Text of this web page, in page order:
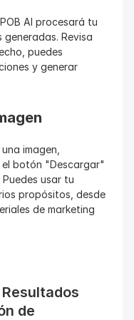
AI procesará tu
Revisa
puedes
y generar
imagen,
el botón "Descargar"
usar tu
propósitos, desde
de marketing
de